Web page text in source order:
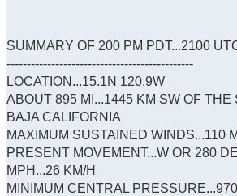
SUMMARY OF 200 PM PDT...2100
----------------------------------------------
LOCATION...15.1N 120.9W
ABOUT 895 MI...1445 KM SW OF
BAJA CALIFORNIA
MAXIMUM SUSTAINED WINDS...110
PRESENT MOVEMENT...W OR 280
MPH...26 KM/H
MINIMUM CENTRAL